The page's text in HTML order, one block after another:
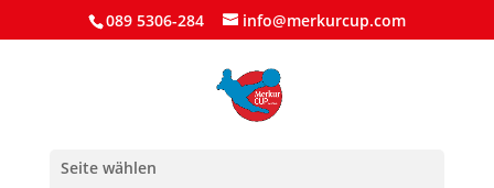
089 5306-284 info@merkurcup.com
Seite wählen